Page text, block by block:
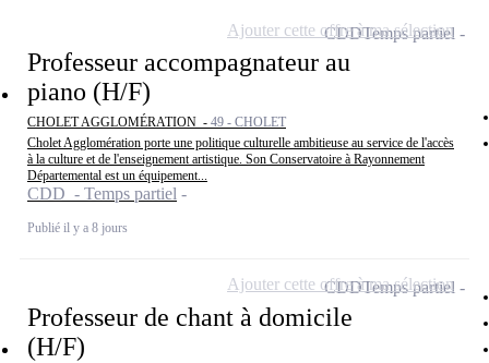
Professeur accompagnateur au
piano (H/F)
CHOLET AGGLOMÉRATION - 49 - CHOLET
Cholet Agglomération porte une politique culturelle ambitieuse au service de l'accès
à la culture et de l'enseignement artistique. Son Conservatoire à Rayonnement
Départemental est un équipement...
CDD - Temps partiel
Publié il y a 8 jours
CDDTemps partiel
Ajouter cette offre à ma sélection
Professeur de chant à domicile
(H/F)
CDDTemps partiel
Ajouter cette offre à ma sélection